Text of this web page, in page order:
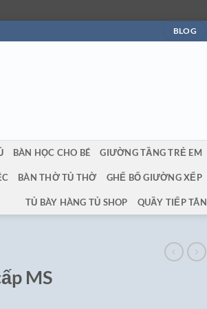
BLOG
BÀN HỌC CHO BÉ GIƯỜNG TẦNG TRẺ EM
BÀN THỜ TỦ THỜ GHẾ BỐ GIƯỜNG XẾP
TỦ BÀY HÀNG TỦ SHOP QUẦY TIẾP TÂN
MS